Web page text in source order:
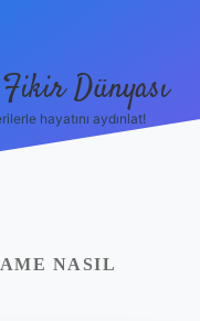
Dünyası
hayatını aydınlat!
NASIL